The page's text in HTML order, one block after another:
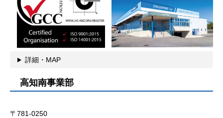
詳細・MAP
高知南事業部
〒781-0250